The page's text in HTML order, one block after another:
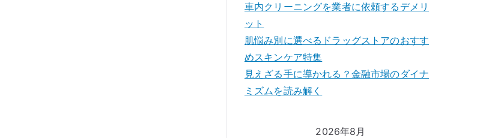
車内クリーニングを業者に依頼するデメリ
ット
肌悩み別に選べるドラッグストアのおすす
めスキンケア特集
見えざる手に導かれる？金融市場のダイナ
ミズムを読み解く
2026年8月